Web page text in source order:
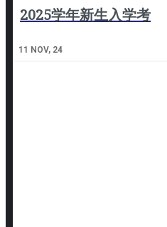
2025学年新生入学考
11 NOV, 24